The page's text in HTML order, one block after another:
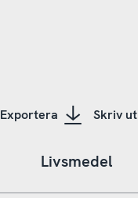
Exportera Skriv ut
Livsmedel